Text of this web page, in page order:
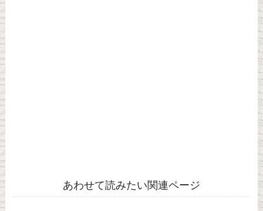
あわせて読みたい関連ページ